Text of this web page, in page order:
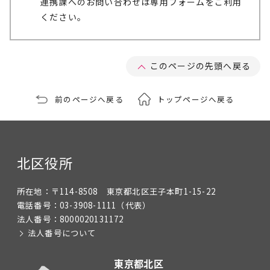
ください。
このページの先頭へ戻る
前のページへ戻る トップページへ戻る
北区役所
所在地： 〒114-8508 東京都北区王子本町1-15-22
電話番号： 03-3908-1111 （代表）
法人番号： 8000020131172
法人番号について